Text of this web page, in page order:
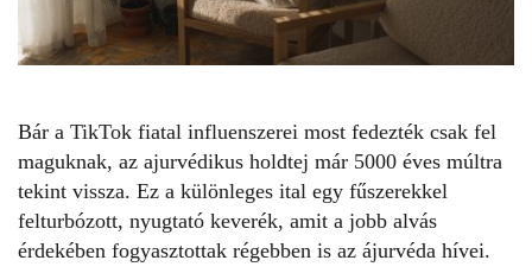
Bár a TikTok fiatal influenszerei most fedezték csak fel
maguknak, az ajurvédikus holdtej már 5000 éves múltra
tekint vissza. Ez a különleges ital egy fűszerekkel
felturbózott, nyugtató keverék, amit a jobb alvás
érdekében fogyasztottak régebben is az ájurvéda hívei.